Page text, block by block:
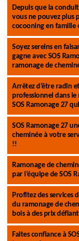
Depuis que la
vous ne pouvez plus
cocooning en famille
Soyez sereins en
gagne avec SOS
ramonage de
Arrêtez d’être radin
professionnel dans
SOS Ramonage 27
SOS Ramonage 27
cheminée à votre
!!
Ramonage de
par l’équipe de SOS
Profitez des services
du ramonage de
bois à des prix
Faites confiance à